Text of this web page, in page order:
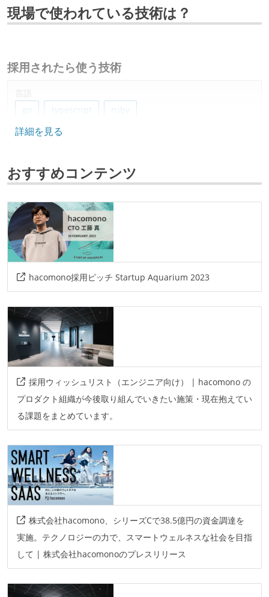
現場で使われている技術は？
採用されたら使う技術
言語
go
typescript ruby
フレームワーク
データベース
bigquery
mysql
ソースコード管理
git
プロジェクト管理
github
情報共有ツール
notion
slack
その他
ansible
jenkins github-actions
circleci
docker
terraform lambda
ecs-fargate
詳細を見る
おすすめコンテンツ
hacomono採用ピッチ Startup Aquarium 2023
採用ウィッシュリスト（エンジニア向け） | hacomono の
プロダクト組織が今後取り組んでいきたい施策・現在抱えてい
る課題をまとめています。
株式会社hacomono、シリーズCで38.5億円の資金調達を
実施。テクノロジーの力で、スマートウェルネスな社会を目指
して | 株式会社hacomonoのプレスリリース